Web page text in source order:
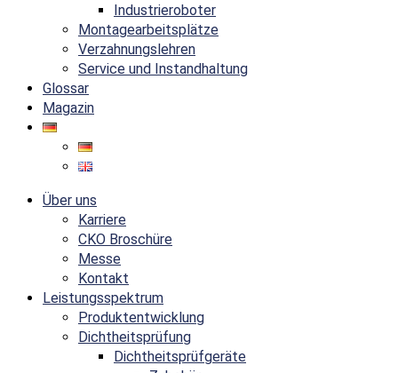
Industrieroboter
Montagearbeitsplätze
Verzahnungslehren
Service und Instandhaltung
Glossar
Magazin
Über uns
Karriere
CKO Broschüre
Messe
Kontakt
Leistungsspektrum
Produktentwicklung
Dichtheitsprüfung
Dichtheitsprüfgeräte